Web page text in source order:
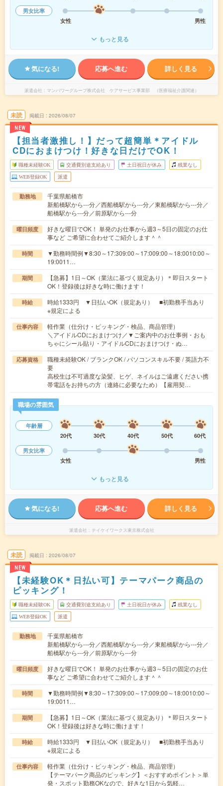
男女比率
女性
男性
もっと見る
気になる! 応募へ進む 詳しく見る
派遣会社 マンパワーグループ株式会社 ケアサービス事業部 （医療福祉介護関連）
未読
NEW
掲載日 2026/08/07
【担当者激推し！】だって超簡単＊アイドル
CDにおまけつけ！好きな日だけでOK！
職種未経験OK 交通費別途支給あり 土日祝日が休み 残業なし
WEB登録OK 派遣
勤務地
千葉県船橋市
新船橋駅から---分／西船橋駅から---分／東船橋駅から---分／
船橋駅から---分／前原駅から---分
曜日頻度
好きな曜日でOK！ 単発のお仕事から週3～5日の固定のお仕
事など ご希望に合わせてご紹介します＾＾
時間
▼勤務時間例▼8:30～17:309:00～17:009:00～18:0010:00～
19:0011…
期間
【急募】1日～OK（業法に基づく規定あり）＊即日スタート
OK！登録後は好きな時に働けます！
時給
時給1333円 ▼日払いOK（規定あり） ■初勤務手当あり
※規定による
仕事内容
軽作業（仕分け・ピッキング・検品、商品管理）
＼アイドルCDにおまけつけ／▼ご案内中のお仕事例・おも
ちゃにシール貼り・アイドルCDにおまけつけ・ぬ…
応募資格
職種未経験OK / ブランクOK / パソコンスキル不要 / 英語力不
要
高校生は不可過度な染髪、ヒゲ、ネイルはご遠慮ください携
帯電話をお持ちの方（連絡に必要なため）【雇用契…
職場の雰囲気
年齢層
20代
30代 40代 50代
60代
男女比率
女性
男性
もっと見る
気になる! 応募へ進む 詳しく見る
派遣会社 テイケイワークス東京株式会社
未読
NEW
掲載日 2026/08/07
【未経験OK＊日払い可】テーマパーク商品の
ピッキング！
職種未経験OK 交通費別途支給あり 土日祝日が休み 残業なし
WEB登録OK 派遣
勤務地
千葉県船橋市
新船橋駅から---分／西船橋駅から---分／東船橋駅から---分／
船橋駅から---分／前原駅から---分
曜日頻度
好きな曜日でOK！ 単発のお仕事から週3～5日の固定のお仕
事など ご希望に合わせてご紹介します＾＾
時間
▼勤務時間例▼8:30～17:309:00～17:009:00～18:0010:00～
19:0011…
期間
【急募】1日～OK（業法に基づく規定あり）＊即日スタート
OK！登録後は好きな時に働けます！
時給
時給1333円 ▼日払いOK（規定あり） ■初勤務手当あり
※規定による
仕事内容
軽作業（仕分け・ピッキング・検品、商品管理）
【テーマパーク商品のピッキング】＜おすすめポイント＞単
発・スポット勤務OKなので、好きな1日から気軽…